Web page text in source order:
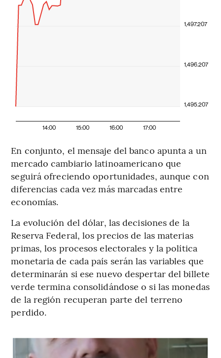
14:00 15:00 16:00 17:00
1,495.207
1,496.207
1,497.207
En conjunto, el mensaje del banco apunta a un
mercado cambiario latinoamericano que
seguirá ofreciendo oportunidades, aunque con
diferencias cada vez más marcadas entre
economías.
La evolución del dólar, las decisiones de la
Reserva Federal, los precios de las materias
primas, los procesos electorales y la política
monetaria de cada país serán las variables que
determinarán si ese nuevo despertar del billete
verde termina consolidándose o si las monedas
de la región recuperan parte del terreno
perdido.